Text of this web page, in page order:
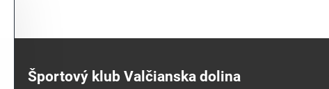
Športový klub Valčianska dolina